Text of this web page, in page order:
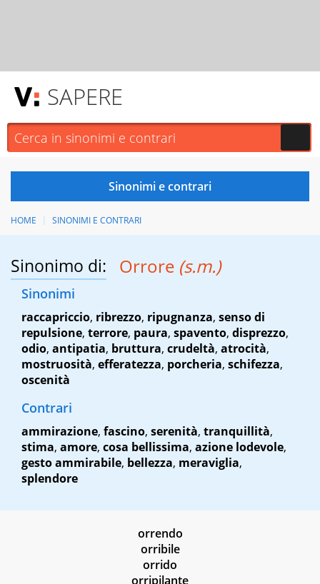
SAPERE
HOME SINONIMI E CONTRARI
Sinonimo di: Orrore (s.m.)
Sinonimi
raccapriccio, ribrezzo, ripugnanza, senso di
repulsione, terrore, paura, spavento, disprezzo,
odio, antipatia, bruttura, crudeltà, atrocità,
mostruosità, efferatezza, porcheria, schifezza,
oscenità
Contrari
ammirazione, fascino, serenità, tranquillità,
stima, amore, cosa bellissima, azione lodevole,
gesto ammirabile, bellezza, meraviglia,
splendore
orrendo
orribile
orrido
orripilante